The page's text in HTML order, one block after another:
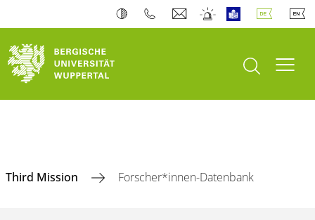
Suche öffnen
Third Mission Forscher*innen-Datenbank